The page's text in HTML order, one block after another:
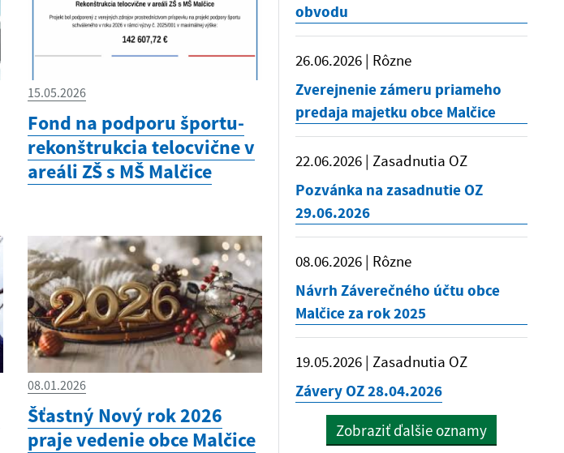
15.05.2026
Fond na podporu športu-
rekonštrukcia telocvične v
areáli ZŠ s MŠ Malčice
08.01.2026
Šťastný Nový rok 2026
praje vedenie obce Malčice
obvodu
26.06.2026 | Rôzne
Zverejnenie zámeru priameho
predaja majetku obce Malčice
22.06.2026 | Zasadnutia OZ
Pozvánka na zasadnutie OZ
29.06.2026
08.06.2026 | Rôzne
Návrh Záverečného účtu obce
Malčice za rok 2025
19.05.2026 | Zasadnutia OZ
Závery OZ 28.04.2026
Zobraziť ďalšie oznamy